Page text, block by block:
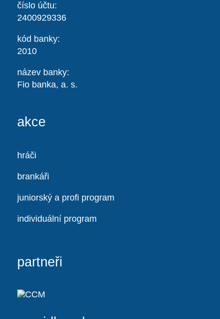
číslo účtu:
2400929336
kód banky:
2010
název banky:
Fio banka, a. s.
akce
hráči
brankáři
juniorský a profi program
individuální program
partneři